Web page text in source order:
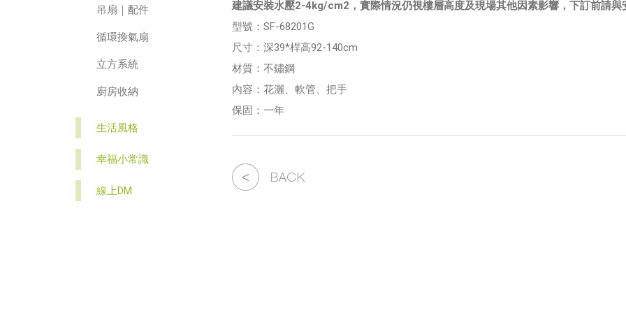
吊扇｜配件
循環換氣扇
立方系統
廚房收納
生活風格
幸福小常識
線上DM
建議安裝水壓2-4kg/cm2，實際情況仍視樓層高度及現場其他因素影響，下訂前請與
型號：SF-68201G
尺寸：深39*桿高92-140cm
材質：不鏽鋼
內容：花灑、軟管、把手
保固：一年